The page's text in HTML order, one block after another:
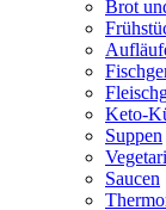
Brot
Keto-
Suppen
Saucen